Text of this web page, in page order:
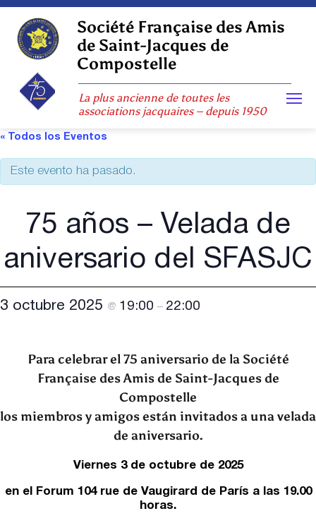
Skip
content
Société Française des Amis
de Saint-Jacques de
Compostelle
La plus ancienne de toutes les
associations jacquaires – depuis 1950
« Todos los Eventos
Este evento ha pasado.
75 años – Velada de
aniversario del SFASJC
3 octubre 2025 @ 19:00 – 22:00
Para celebrar el 75 aniversario de la Société
Française des Amis de Saint-Jacques de
Compostelle
los miembros y amigos están invitados a una velada
de aniversario.
Viernes 3 de octubre de 2025
en el Forum 104 rue de Vaugirard de París a las 19.00
horas.